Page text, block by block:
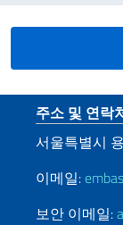
주소 및 연락
서울특별시
이메일:
보안 이메일: